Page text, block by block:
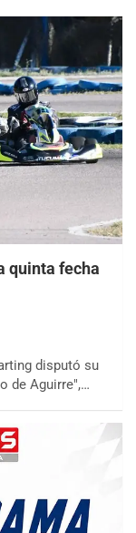
quinta fecha
disputó su
de Aguirre",…